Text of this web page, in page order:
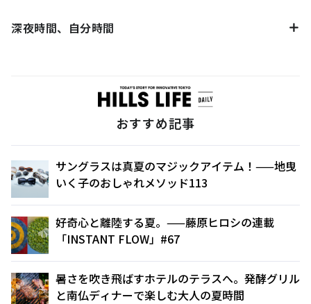
深夜時間、自分時間
おすすめ記事
サングラスは真夏のマジックアイテム！——地曳
いく子のおしゃれメソッド113
好奇心と離陸する夏。——藤原ヒロシの連載
「INSTANT FLOW」#67
暑さを吹き飛ばすホテルのテラスへ。発酵グリル
と南仏ディナーで楽しむ大人の夏時間